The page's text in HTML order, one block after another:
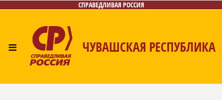
СПРАВЕДЛИВАЯ РОССИЯ
≡ ЧУВАШСКАЯ РЕСПУБЛИКА